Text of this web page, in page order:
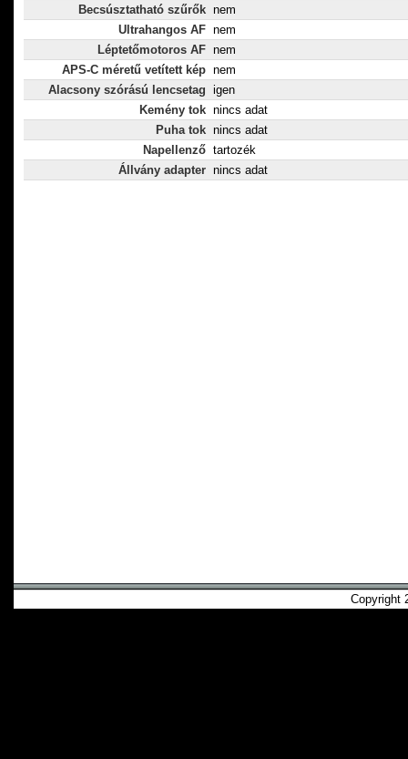
Becsúsztatható szűrők nem
Ultrahangos AF nem
Léptetőmotoros AF nem
APS-C méretű vetített kép nem
Alacsony szórású lencsetag igen
Kemény tok nincs adat
Puha tok nincs adat
Napellenző tartozék
Állvány adapter nincs adat
Copyright